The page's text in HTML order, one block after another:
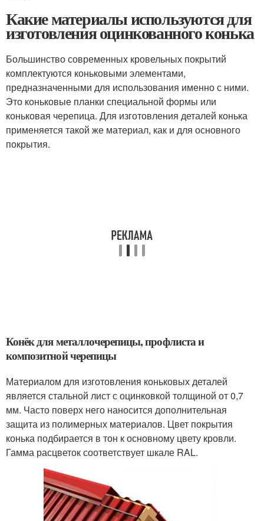
Какие материалы используются для
изготовления оцинкованного конька
Большинство современных кровельных покрытий
комплектуются коньковыми элементами,
предназначенными для использования именно с ними.
Это коньковые планки специальной формы или
коньковая черепица. Для изготовления деталей конька
применяется такой же материал, как и для основного
покрытия.
Конёк для металлочерепицы, профлиста и
композитной черепицы
Материалом для изготовления коньковых деталей
является стальной лист с оцинковкой толщиной от 0,7
мм. Часто поверх него наносится дополнительная
защита из полимерных материалов. Цвет покрытия
конька подбирается в тон к основному цвету кровли.
Гамма расцветок соответствует шкале RAL.